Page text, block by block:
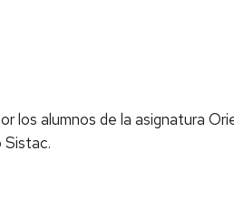
los alumnos de la asignatura
Sistac.